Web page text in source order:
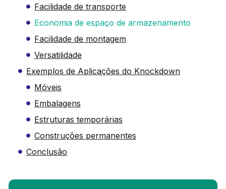
Facilidade de transporte
Economia de espaço de armazenamento
Facilidade de montagem
Versatilidade
Exemplos de Aplicações do Knockdown
Móveis
Embalagens
Estruturas temporárias
Construções permanentes
Conclusão